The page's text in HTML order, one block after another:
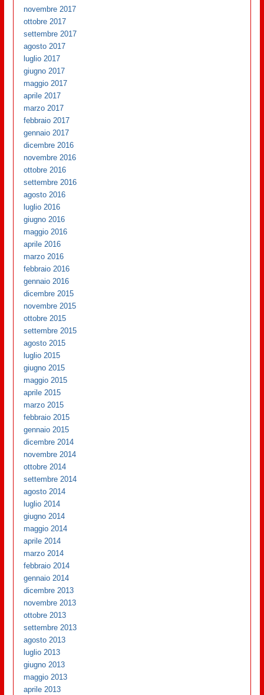
novembre 2017
ottobre 2017
settembre 2017
agosto 2017
luglio 2017
giugno 2017
maggio 2017
aprile 2017
marzo 2017
febbraio 2017
gennaio 2017
dicembre 2016
novembre 2016
ottobre 2016
settembre 2016
agosto 2016
luglio 2016
giugno 2016
maggio 2016
aprile 2016
marzo 2016
febbraio 2016
gennaio 2016
dicembre 2015
novembre 2015
ottobre 2015
settembre 2015
agosto 2015
luglio 2015
giugno 2015
maggio 2015
aprile 2015
marzo 2015
febbraio 2015
gennaio 2015
dicembre 2014
novembre 2014
ottobre 2014
settembre 2014
agosto 2014
luglio 2014
giugno 2014
maggio 2014
aprile 2014
marzo 2014
febbraio 2014
gennaio 2014
dicembre 2013
novembre 2013
ottobre 2013
settembre 2013
agosto 2013
luglio 2013
giugno 2013
maggio 2013
aprile 2013